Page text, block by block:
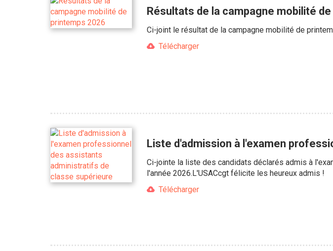
Résultats de la campagne mobilité
Ci-joint le résultat de la campagne mobilité de
Télécharger
Liste d'admission à l'examen
Ci-jointe la liste des candidats déclarés admis à
l'année 2026.L'USACcgt félicite les heureux admis !
Télécharger